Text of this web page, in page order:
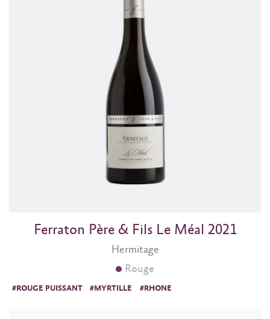
Hermitage
Ferraton Père & Fils Le Méal 2021
Rouge
#ROUGE PUISSANT #MYRTILLE #RHONE